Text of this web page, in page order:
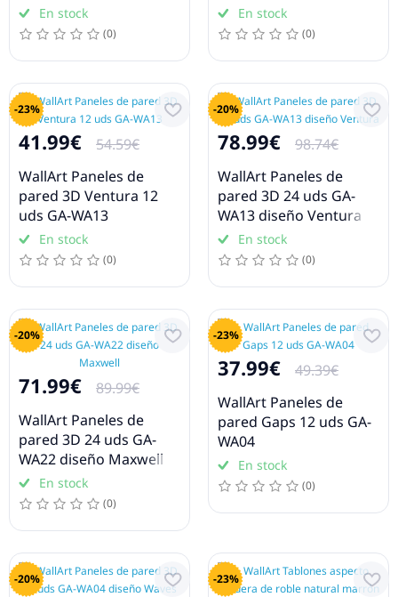
En stock
(0)
En stock
(0)
-23%
41.99€
54.59€
WallArt Paneles de
pared 3D Ventura 12
uds GA-WA13
En stock
(0)
-20%
78.99€
98.74€
WallArt Paneles de
pared 3D 24 uds GA-
WA13 diseño Ventura
En stock
(0)
-20%
71.99€
89.99€
WallArt Paneles de
pared 3D 24 uds GA-
WA22 diseño Maxwell
En stock
(0)
-23%
37.99€
49.39€
WallArt Paneles de
pared Gaps 12 uds GA-
WA04
En stock
(0)
-20% -23%